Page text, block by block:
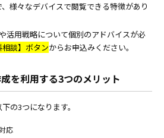
様々なデバイスで閲覧できる特徴があり
活用戦略について個別のアドバイスが必
相談】ボタンからお申込みください。
を利用する3つのメリット
の3つになります。
応